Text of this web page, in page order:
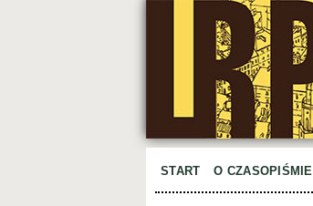
START O CZASOPIŚMIE